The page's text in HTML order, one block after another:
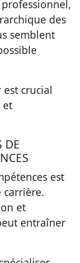
des
semblent
est crucial
et
DE
est
et
entraîner